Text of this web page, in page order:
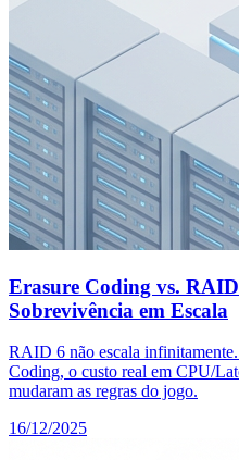
Erasure Coding vs.
Sobrevivência em Escala
RAID 6 não escala
Coding, o custo real em CPU/
mudaram as regras do jogo.
16/12/2025